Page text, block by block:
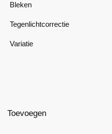
Bleken
Tegenlichtcorrectie
Variatie
Toevoegen